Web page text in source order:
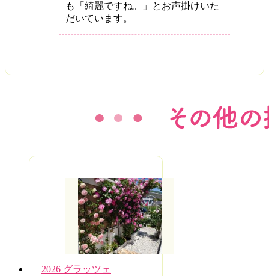
も「綺麗ですね。」とお声掛けいた
だいています。
2026 グラッツェ